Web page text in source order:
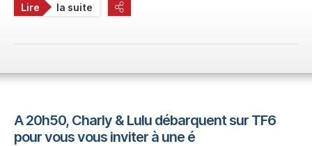
Lire la suite
A 20h50, Charly & Lulu débarquent sur TF6
pour vous vous inviter à une é